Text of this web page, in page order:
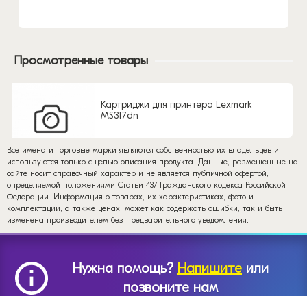
Просмотренные товары
Картриджи для принтера Lexmark
MS317dn
Все имена и торговые марки являются собственностью их владельцев и
используются только с целью описания продукта. Данные, размещенные на
сайте носит справочный характер и не является публичной офертой,
определяемой положениями Статьи 437 Гражданского кодекса Российской
Федерации. Информация о товарах, их характеристиках, фото и
комплектации, а также ценах, может как содержать ошибки, так и быть
изменена производителем без предварительного уведомления.
Нужна помощь? Напишите или
позвоните нам